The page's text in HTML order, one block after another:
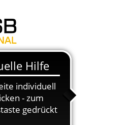
Anmelden
NEWS